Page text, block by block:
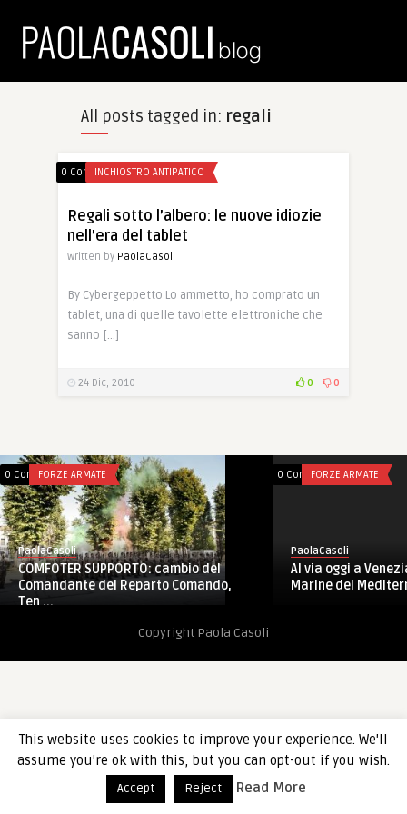
All posts tagged in: regali
0 CommentsINCHIOSTRO ANTIPATICO
Regali sotto l’albero: le nuove idiozie
nell’era del tablet
Written by PaolaCasoli
By Cybergeppetto Lo ammetto, ho comprato un
tablet, una di quelle tavolette elettroniche che
sanno […]
24 Dic, 2010 0 0
0 CommentsFORZE ARMATE
PaolaCasoli
COMFOTER SUPPORTO: cambio del
Comandante del Reparto Comando,
Ten ...
0 CommentsFORZE ARMATE
PaolaCasoli
Al via oggi a
Marine del
Copyright Paola Casoli
This website uses cookies to improve your experience. We'll
assume you're ok with this, but you can opt-out if you wish.
Accept Reject Read More